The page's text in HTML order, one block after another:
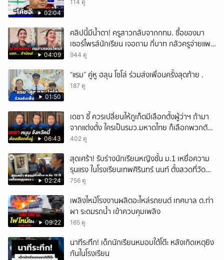
02:04
114 ดู
04:09
คลิปนี้มีน้ำตา! ครูสาวกลับจากกทม. ซื้อของมา
เซอร์ไพรส์นักเรียน เจอถาม กี่บาท กลัวครูจ่ายแพง
w
944 ดู
01:50
“แรม” คู่หู ฮลุน โซโล่ ร่วมส่งเพื่อนครั้งสุดท้าย .
187 ดู
06:43
เดชา ชี้ ควรเปลี่ยนให้ภูเก็ตมีเลือกตั้งผู้ว่าฯ ถ้ามา
จากแต่งตั้ง ใครเป็นรมว.มหาดไทย ก็เลือกพวกตัว
เอง
402 ดู
02:24
สุดเศร้า! รับร่างนักเรียนหญิงชั้น ม.1 เหยื่อความ
รุนแรง ในโรงเรียนเทพศิรินทร์ นนท์ ตั้งสวดที่วัด
ลาดปลาดุก
756 ดู
09:22
เพลิงไหม้โรงงานผลิตอะไหล่รถยนต์ เทศบาล ต.ท่า
ผา ระดมรถน้ำ เข้าควบคุมเพลิง
165 ดู
นาทีระทึก! เด็กนักเรียนหมอบใต้โต๊ะ หลังเกิดเหตุยิง
กันในโรงเรียน